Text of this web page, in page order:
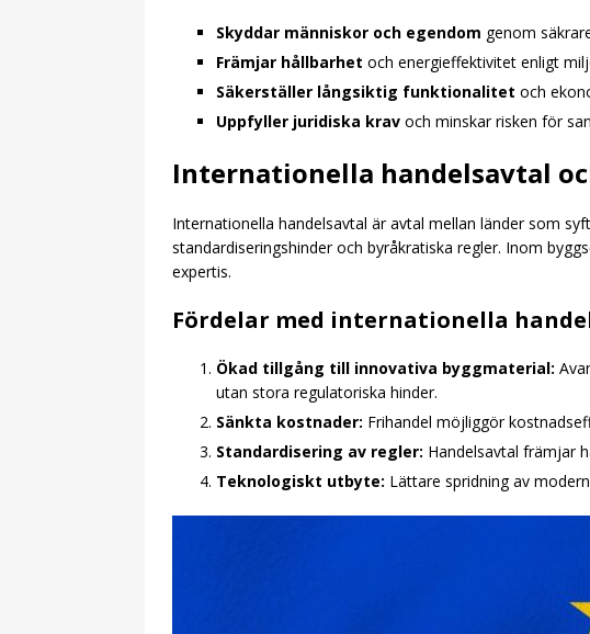
Skyddar människor och egendom genom
Främjar hållbarhet och energieffektivitet enligt
Säkerställer långsiktig funktionalitet och
Uppfyller juridiska krav och minskar risken för
Internationella handelsavtal
Internationella handelsavtal är avtal mellan länder som
standardiseringshinder och byråkratiska regler. Inom
expertis.
Fördelar med internationella
Ökad tillgång till innovativa byggmaterial:
utan stora regulatoriska hinder.
Sänkta kostnader: Frihandel möjliggör
Standardisering av regler: Handelsavtal främjar
Teknologiskt utbyte: Lättare spridning av